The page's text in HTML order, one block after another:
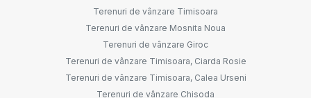
Terenuri de vânzare Timisoara
Terenuri de vânzare Mosnita Noua
Terenuri de vânzare Giroc
Terenuri de vânzare Timisoara, Ciarda Rosie
Terenuri de vânzare Timisoara, Calea Urseni
Terenuri de vânzare Chisoda